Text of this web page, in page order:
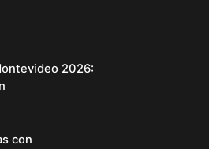
2026:
con